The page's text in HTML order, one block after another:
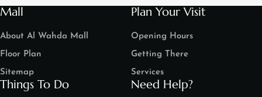
Mall
About Al Wahda Mall
Floor Plan
Sitemap
Plan Your Visit
Opening Hours
Getting There
Services
Things To Do Need Help?